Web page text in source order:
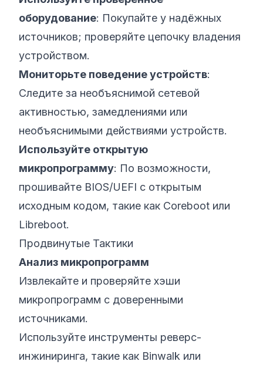
оборудование: Покупайте у надёжных
источников; проверяйте цепочку владения
устройством.
Мониторьте поведение устройств:
Следите за необъяснимой сетевой
активностью, замедлениями или
необъяснимыми действиями устройств.
Используйте открытую
микропрограмму: По возможности,
прошивайте BIOS/UEFI с открытым
исходным кодом, такие как Coreboot или
Libreboot.
Продвинутые Тактики
Анализ микропрограмм
Извлекайте и проверяйте хэши
микропрограмм с доверенными
источниками.
Используйте инструменты реверс-
инжиниринга, такие как Binwalk или